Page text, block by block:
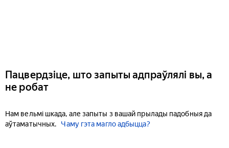
Пацвердзіце, што запыты адпраўлялі вы, а
не робат
Нам вельмі шкада, але запыты з вашай прылады падобныя да
аўтаматычных.
Чаму гэта магло адбыцца?